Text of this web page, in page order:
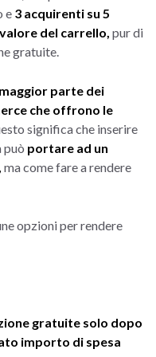
e 3 acquirenti su 5
del carrello, pur di
gratuite.
parte dei
che offrono le
significa che inserire
può portare ad un
ma come fare a rendere
opzioni per rendere
gratuite solo dopo
importo di spesa